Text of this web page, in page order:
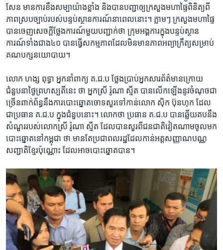
សែន​ ​មាន​ការ​ខឹង​សម្បា​យ៉ាង​ខ្លាំង​ ​និង​បាន​បញ្ជា​ឲ្យ​ក្រសួង​មហាផ្ទៃពិនិត្យ​ពី
ភាព​ស្រប​ច្បាប់​របស់​បន្ទប់​ស្ថានការណ៍​នាពេល​នោះ។​ ​ភ្លាមៗ​ ​ក្រសួង​មហាផ្ទៃ​
បាន​ចេញ​សេចក្តី​ថ្លែងការណ៍​មួយ​បញ្ជាក់​ថា​ ​ក្រុម​អង្គការ​ក្នុង​បន្ទប់​ស្ថាន​
ការណ៍​ទាំង​ជាង​៤០​ ​បាន​ធ្វើ​សកម្មភាព​ដែល​មិន​មាន​ភាព​អព្យាក្រឹត្យសម្រាប់​
គណបក្ស​នយោ​បាយ។​
លោក​ ​ហង្ស ពុទ្ធា​ ​អ្នកនាំ​ពាក្យ​ ​គ.ជ.ប​ ​ថ្លែង​ប្រាប់​អ្នក​សារព័ត៌មាន​ក្រោយ​
ជំនួប​នា​ថ្ងៃ​ព្រហស្បតិ៍​នេះ ថា​ អ្នកស្រី​ ​រ៉ូណា ស្មីត​ ​បាន​លើក​ឡើង​នូវ​ចំណុច​ជា
ច្រើន​ពាក់ព័ន្ធ​នឹង​ការបោះឆ្នោត​ចោទ​សួរ​ទៅ​កាន់​លោក​ ​ស៊ិក ប៊ុនហុក​ ​ដែល​
ជា​ប្រធាន​ ​គ.ជ.ប​ ​ក្នុង​ជំនួប​នោះ។​ ​លោក​ថា​ ​ប្រធាន​ ​គ.ជ.ប​ ​បាន​ឆ្លើយ​តប​នឹង​
សំណួរ​របស់​លោក​ស្រី​ រ៉ូណា ស្មីត​ ​ដែល​បានសួរ​ពីជនជាតិ​វៀតណាម​ចូល​មក​
បោះឆ្នោត​នៅ​កម្ពុជា​ ​ថា​ ​មាន​តែ​ប្រជា​ពលរដ្ឋ​ដែល​កាន់​អត្តសញ្ញាណ​បណ្ណ​
សញ្ជាតិ​ខ្មែរ​ប៉ុណ្ណោះ​ ដែល​អាច​បោះ​ឆ្នោត​បាន។